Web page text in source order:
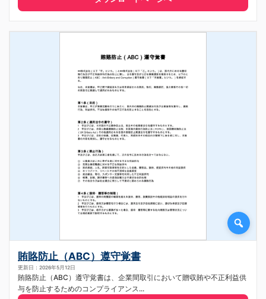
賄賂防止（ABC）遵守覚書
更新日：2026年5月12日
賄賂防止（ABC）遵守覚書は、企業間取引において贈収賄や不正利益供
与を防止するためのコンプライアンス...